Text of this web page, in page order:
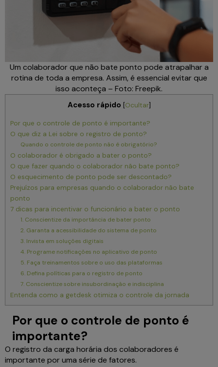
Um colaborador que não bate ponto pode atrapalhar a
rotina de toda a empresa. Assim, é essencial evitar que
isso aconteça – Foto: Freepik.
Acesso rápido [Ocultar]
Por que o controle de ponto é importante?
O que diz a Lei sobre o registro de ponto?
Quando o controle de ponto não é obrigatório?
O colaborador é obrigado a bater o ponto?
O que fazer quando o colaborador não bate ponto?
O esquecimento de ponto pode ser descontado?
Prejuízos para empresas quando o colaborador não bate
ponto
7 dicas para incentivar o funcionário a bater o ponto
1. Conscientize da importância de bater ponto
2. Garanta a acessibilidade do sistema de ponto
3. Invista em soluções digitais
4. Programe notificações no aplicativo de ponto
5. Faça treinamentos sobre o uso das plataformas
6. Defina políticas para o registro de ponto
7. Conscientize sobre insubordinação e indisciplina
Entenda como a getdesk otimiza o controle da jornada
Por que o controle de ponto é
importante?
O registro da carga horária dos colaboradores é
importante por uma série de fatores.